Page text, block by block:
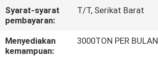
KAMI
BERITA
Syarat-syarat
pembayaran:
T/T, Serikat Barat
Menyediakan
kemampuan:
3000TON PER BULAN